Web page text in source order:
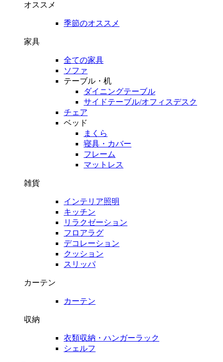
オススメ
季節のオススメ
家具
全ての家具
ソファ
テーブル・机
ダイニングテーブル
サイドテーブル/オフィスデスク
チェア
ベッド
まくら
寝具・カバー
フレーム
マットレス
雑貨
インテリア照明
キッチン
リラクゼーション
フロアラグ
デコレーション
クッション
スリッパ
カーテン
カーテン
収納
衣類収納・ハンガーラック
シェルフ